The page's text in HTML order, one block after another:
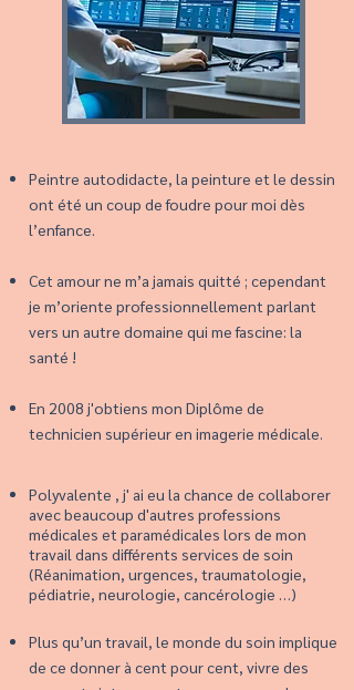
Peintre autodidacte, la peinture et le dessin
ont été un coup de foudre pour moi dès
l’enfance.
Cet amour ne m’a jamais quitté ; cependant
je m’oriente professionnellement parlant
vers un autre domaine qui me fascine: la
santé !
En 2008 j'obtiens mon Diplôme de
technicien supérieur en imagerie médicale.
Polyvalente , j' ai eu la chance de collaborer
avec beaucoup d'autres professions
médicales et paramédicales lors de mon
travail dans différents services de soin
(Réanimation, urgences, traumatologie,
pédiatrie, neurologie, cancérologie …)
Plus qu’un travail, le monde du soin implique
de ce donner à cent pour cent, vivre des